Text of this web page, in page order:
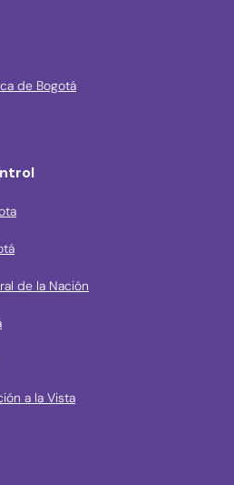
de Bogotá
de la Nación
a la Vista